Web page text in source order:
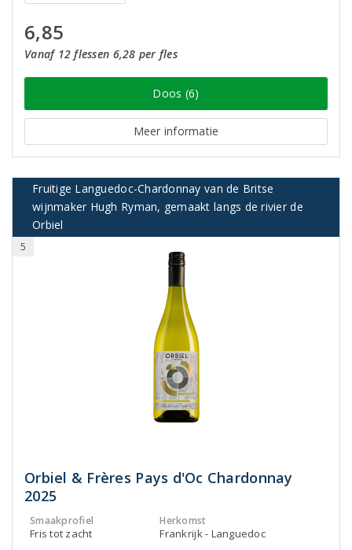
6,85
Vanaf 12 flessen 6,28 per fles
Doos (6)
Meer informatie
Fruitige Languedoc-Chardonnay van de Britse
wijnmaker Hugh Ryman, gemaakt langs de rivier de
Orbiel
5
Orbiel & Frères Pays d'Oc Chardonnay
2025
Smaakprofiel
Fris tot zacht
Herkomst
Frankrijk - Languedoc